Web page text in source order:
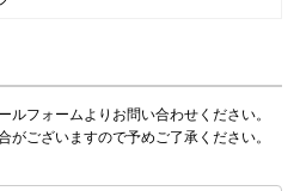
ルフォームよりお問い合わせください。
がございますので予めご了承ください。